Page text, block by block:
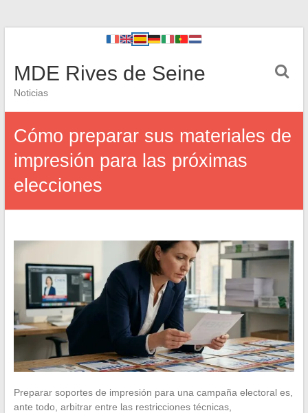
MDE Rives de Seine
Noticias
Cómo preparar sus materiales de
impresión para las próximas
elecciones
Preparar soportes de impresión para una campaña electoral es,
ante todo, arbitrar entre las restricciones técnicas,